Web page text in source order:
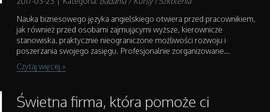
Nauka biznesowego języka angielskiego otwiera przed pracownikiem,
jak również przed osobami zajmującymi wyższe, kierownicze
stanowiska, praktycznie nieograniczone możliwości rozwoju i
poszerzania swojego zasięgu. Profesjonalnie zorganizowane...
Czytaj więcej »
Świetna firma, która pomoże ci